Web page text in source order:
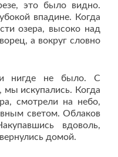
это было видно.
впадине. Когда
озера, высоко над
а вокруг словно
нигде не было. С
мы искупались. Когда
смотрели на небо,
светом. Облаков
вдоволь,
домой.